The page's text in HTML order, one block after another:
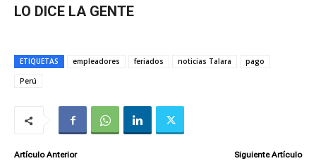
LO DICE LA GENTE
ETIQUETAS empleadores feriados noticias Talara
pago
Perú
Artículo Anterior
Siguiente Artículo